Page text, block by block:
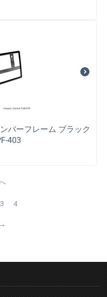
バーフレーム ブラック
403
3 4